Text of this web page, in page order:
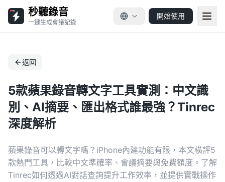
秒聽錄音
一鍵生成會議記錄
開始使用
返回
5款蘋果錄音轉文字工具實測：中文識
別、AI摘要、匯出格式誰最強？Tinrec
深度解析
蘋果錄音可以轉文字嗎？iPhone內建功能有限，本文橫評5
款熱門工具，比較中文準確率、會議摘要與免費額度。了解
Tinrec如何透過AI對話查詢提升工作效率，並提供實戰操作